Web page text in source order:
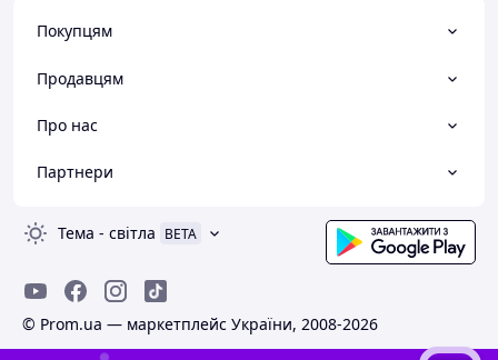
Покупцям
Продавцям
Про нас
Партнери
Тема - світла BETA
© Prom.ua — маркетплейс України, 2008-2026